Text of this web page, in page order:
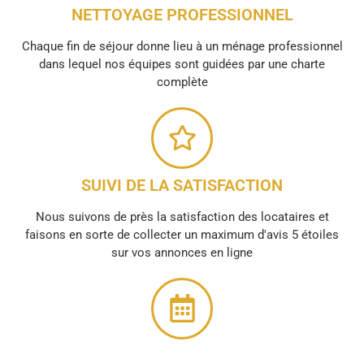
NETTOYAGE PROFESSIONNEL
Chaque fin de séjour donne lieu à un ménage professionnel
dans lequel nos équipes sont guidées par une charte
complète
SUIVI DE LA SATISFACTION
Nous suivons de près la satisfaction des locataires et
faisons en sorte de collecter un maximum d'avis 5 étoiles
sur vos annonces en ligne